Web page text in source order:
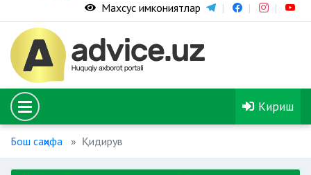
Махсус имкониятлар
Кириш
Бош саҳифа Қидирув